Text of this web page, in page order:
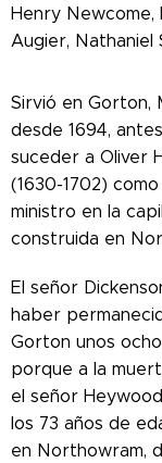
Henry Newcome,
Augier, Nathaniel
Sirvió en Gorton,
desde 1694,
suceder a Oliver
(1630-1702)
ministro en la
construida en
El señor
haber
Gorton unos
porque a la
el señor
los 73 años de
en Northowram,